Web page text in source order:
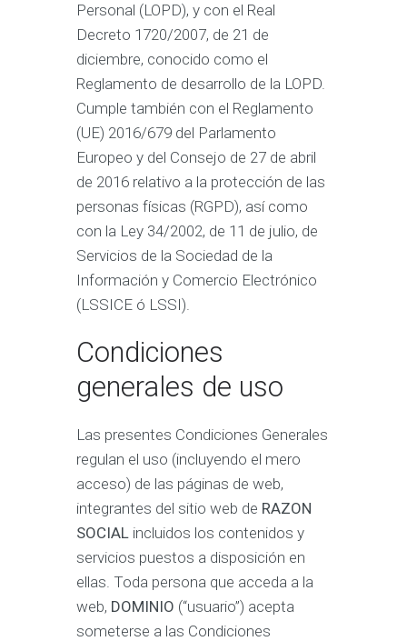
Personal (LOPD), y con el Real
Decreto 1720/2007, de 21 de
diciembre, conocido como el
Reglamento de desarrollo de la LOPD.
Cumple también con el Reglamento
(UE) 2016/679 del Parlamento
Europeo y del Consejo de 27 de abril
de 2016 relativo a la protección de las
personas físicas (RGPD), así como
con la Ley 34/2002, de 11 de julio, de
Servicios de la Sociedad de la
Información y Comercio Electrónico
(LSSICE ó LSSI).
Condiciones
generales de uso
Las presentes Condiciones Generales
regulan el uso (incluyendo el mero
acceso) de las páginas de web,
integrantes del sitio web de RAZON
SOCIAL incluidos los contenidos y
servicios puestos a disposición en
ellas. Toda persona que acceda a la
web, DOMINIO (“usuario”) acepta
someterse a las Condiciones